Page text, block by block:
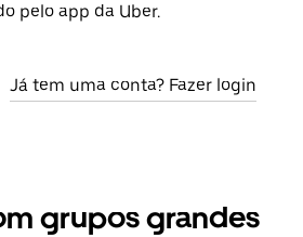
pelo app da Uber.
Já tem uma conta? Fazer login
grupos grandes